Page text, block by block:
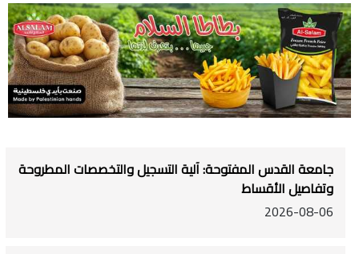
جامعة القدس المفتوحة: آلية التسجيل والتخصصات المطروحة
وتفاصيل الأقساط
2026-08-06